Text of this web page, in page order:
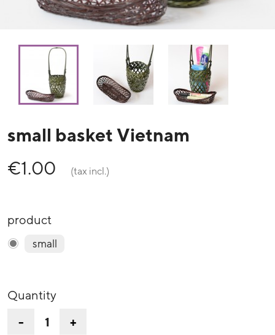
small basket Vietnam
€1.00
(tax incl.)
product
small
Quantity
- +